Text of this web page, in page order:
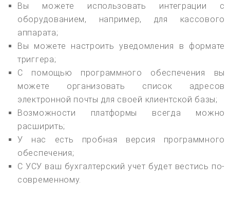
Вы можете использовать интеграции с
оборудованием, например, для кассового
аппарата;
Вы можете настроить уведомления в формате
триггера;
С помощью программного обеспечения вы
можете организовать список адресов
электронной почты для своей клиентской базы;
Возможности платформы всегда можно
расширить;
У нас есть пробная версия программного
обеспечения;
С УСУ ваш бухгалтерский учет будет вестись по-
современному.